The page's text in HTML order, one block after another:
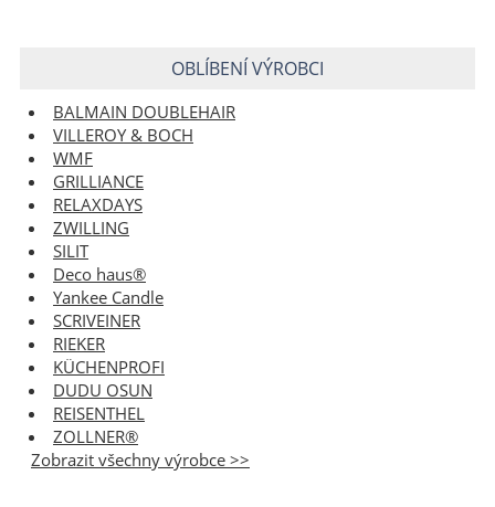
OBLÍBENÍ VÝROBCI
BALMAIN DOUBLEHAIR
VILLEROY & BOCH
WMF
GRILLIANCE
RELAXDAYS
ZWILLING
SILIT
Deco haus®
Yankee Candle
SCRIVEINER
RIEKER
KÜCHENPROFI
DUDU OSUN
REISENTHEL
ZOLLNER®
Zobrazit všechny výrobce >>